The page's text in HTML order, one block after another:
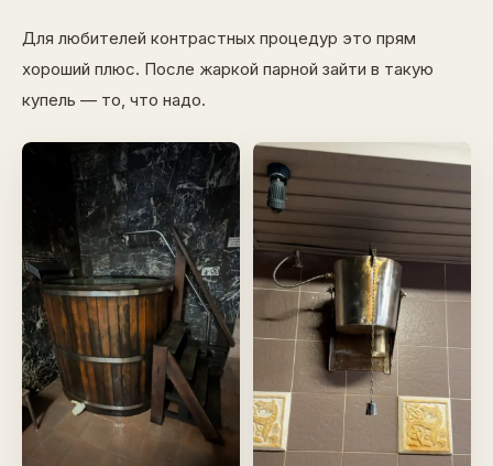
Для любителей контрастных процедур это прям
хороший плюс. После жаркой парной зайти в такую
купель — то, что надо.